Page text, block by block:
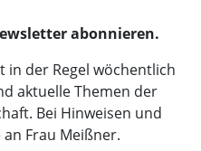
abonnieren.
in der Regel wöchentlich
aktuelle Themen der
Bei Hinweisen und
Frau Meißner.